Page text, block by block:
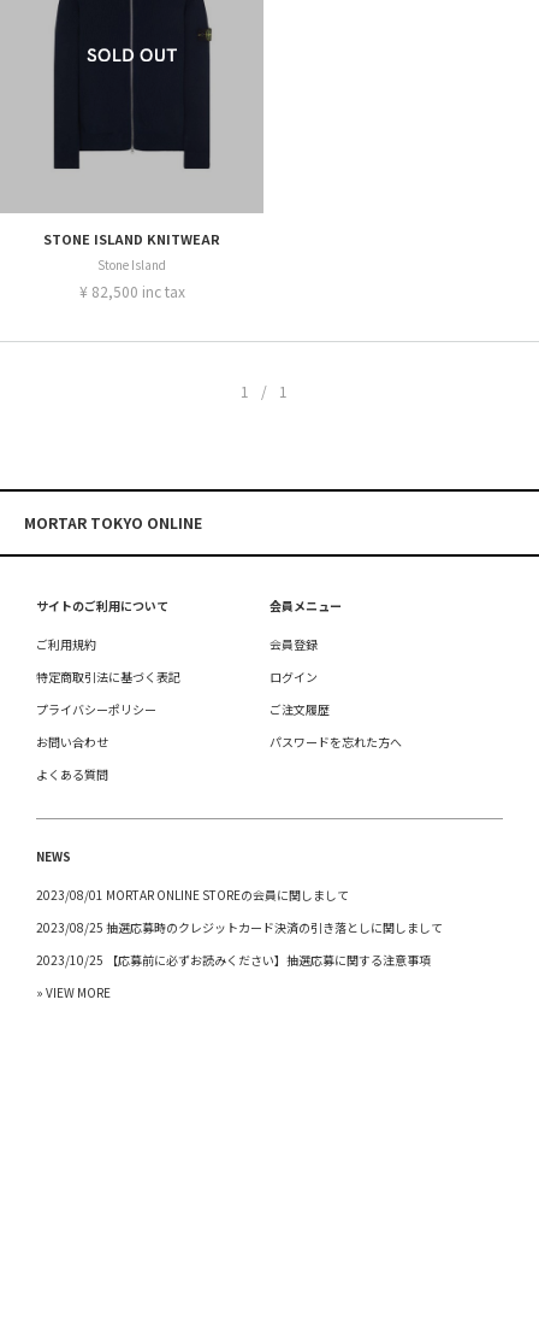
STONE ISLAND KNITWEAR
Stone Island
¥ 82,500 inc tax
1/1
MORTAR TOKYO ONLINE
サイトのご利用について
ご利用規約
特定商取引法に基づく表記
プライバシーポリシー
お問い合わせ
よくある質問
会員メニュー
会員登録
ログイン
ご注文履歴
パスワードを忘れた方へ
NEWS
2023/08/01 MORTAR ONLINE STOREの会員に関しまして
2023/08/25 抽選応募時のクレジットカード決済の引き落としに関しまして
2023/10/25 【応募前に必ずお読みください】抽選応募に関する注意事項
» VIEW MORE